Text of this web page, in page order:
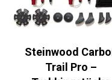
Steinwood Carbon